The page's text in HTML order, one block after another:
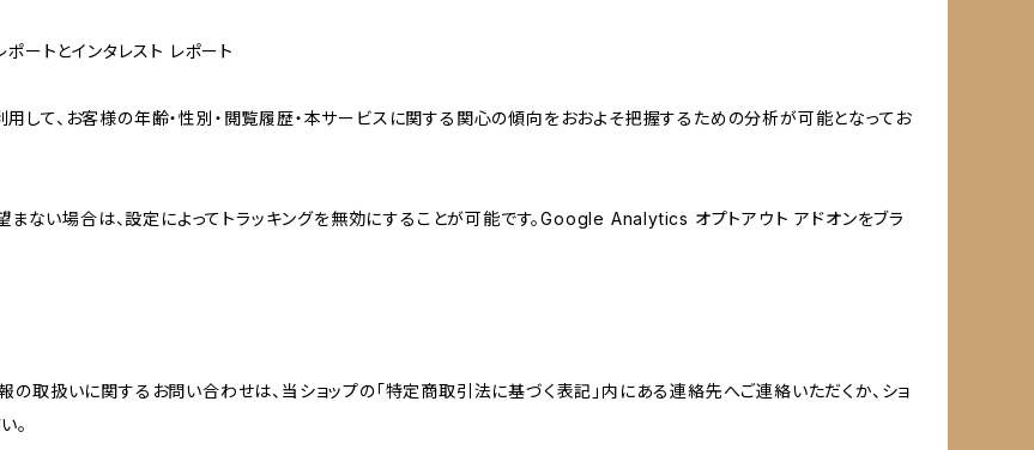
トとインタレスト レポート
て、お客様の年齢・性別・閲覧履歴・本サービスに関する関心の傾向をおおよそ把握するための分析が可能となってお
ない場合は、設定によってトラッキングを無効にすることが可能です。Google Analytics オプトアウト アドオンをブラ
取扱いに関するお問い合わせは、当ショップの「特定商取引法に基づく表記」内にある連絡先へご連絡いただくか、ショ
。